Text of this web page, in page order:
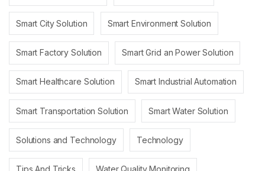
Smart City Solution Smart Environment Solution
Smart Factory Solution Smart Grid an Power Solution
Smart Healthcare Solution Smart Industrial Automation
Smart Transportation Solution Smart Water Solution
Solutions and Technology Technology